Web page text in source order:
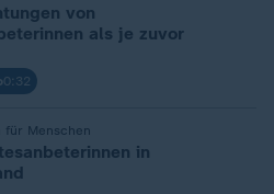
von
als je zuvor
0:32
für Menschen
in